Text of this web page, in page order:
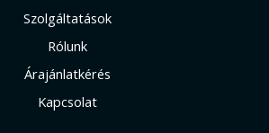
Szolgáltatások
Rólunk
Árajánlatkérés
Kapcsolat